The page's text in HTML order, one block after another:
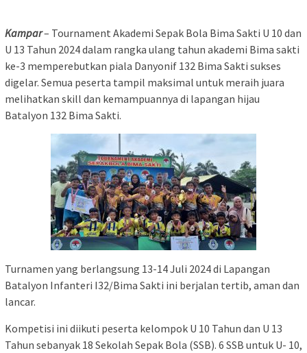
Kampar– Tournament Akademi Sepak Bola Bima Sakti U 10 dan
U 13 Tahun 2024 dalam rangka ulang tahun akademi Bima sakti
ke-3 memperebutkan piala Danyonif 132 Bima Sakti sukses
digelar. Semua peserta tampil maksimal untuk meraih juara
melihatkan skill dan kemampuannya di lapangan hijau
Batalyon 132 Bima Sakti.
Turnamen yang berlangsung 13-14 Juli 2024 di Lapangan
Batalyon Infanteri I32/Bima Sakti ini berjalan tertib, aman dan
lancar.
Kompetisi ini diikuti peserta kelompok U 10 Tahun dan U 13
Tahun sebanyak 18 Sekolah Sepak Bola (SSB). 6 SSB untuk U- 10,